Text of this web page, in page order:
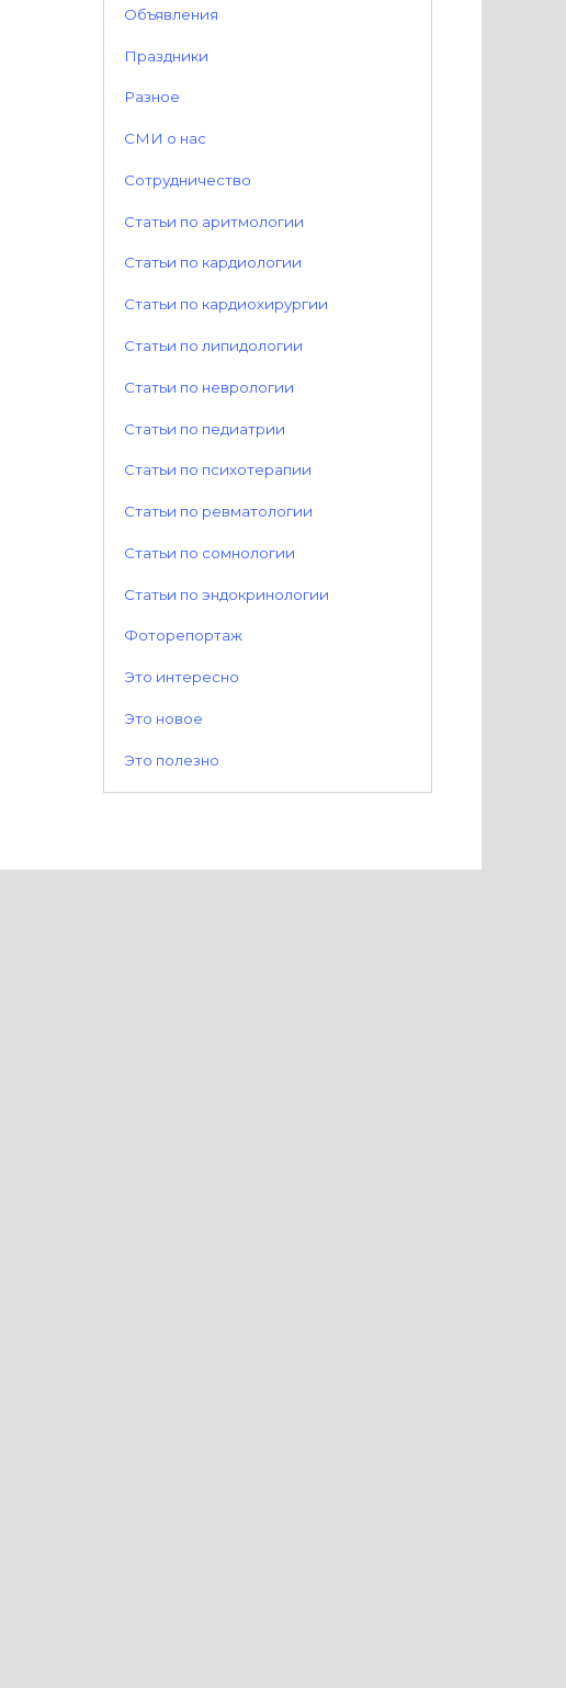
Объявления
Праздники
Разное
СМИ о нас
Сотрудничество
Статьи по аритмологии
Статьи по кардиологии
Статьи по кардиохирургии
Статьи по липидологии
Статьи по неврологии
Статьи по педиатрии
Статьи по психотерапии
Статьи по ревматологии
Статьи по сомнологии
Статьи по эндокринологии
Фоторепортаж
Это интересно
Это новое
Это полезно